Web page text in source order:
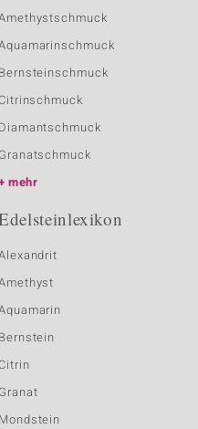
Bernsteinschmuck
Diamantschmuck
Granatschmuck
mehr
Bernstein
Granat
Mondstein